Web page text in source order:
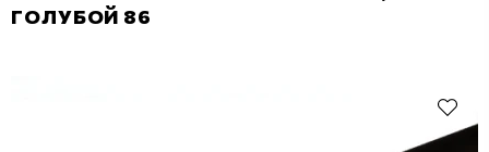
ГОЛУБОЙ 86